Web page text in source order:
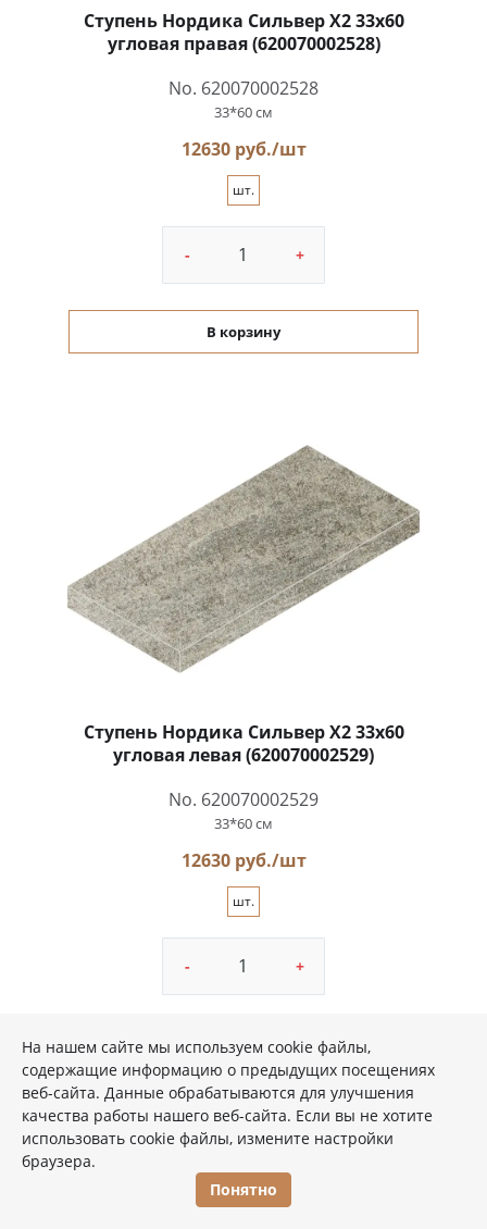
Ступень Нордика Сильвер Х2 33x60
угловая правая (620070002528)
No. 620070002528
33*60 см
12630 руб./шт
шт.
- +
В корзину
Ступень Нордика Сильвер Х2 33x60
угловая левая (620070002529)
No. 620070002529
33*60 см
12630 руб./шт
шт.
- +
В корзину
На нашем сайте мы используем cookie файлы,
содержащие информацию о предыдущих посещениях
веб-сайта. Данные обрабатываются для улучшения
качества работы нашего веб-сайта. Если вы не хотите
использовать cookie файлы, измените настройки
браузера.
Понятно